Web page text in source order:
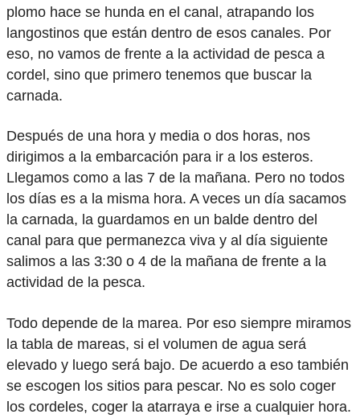
plomo hace se hunda en el canal, atrapando los
langostinos que están dentro de esos canales. Por
eso, no vamos de frente a la actividad de pesca a
cordel, sino que primero tenemos que buscar la
carnada.
Después de una hora y media o dos horas, nos
dirigimos a la embarcación para ir a los esteros.
Llegamos como a las 7 de la mañana. Pero no todos
los días es a la misma hora. A veces un día sacamos
la carnada, la guardamos en un balde dentro del
canal para que permanezca viva y al día siguiente
salimos a las 3:30 o 4 de la mañana de frente a la
actividad de la pesca.
Todo depende de la marea. Por eso siempre miramos
la tabla de mareas, si el volumen de agua será
elevado y luego será bajo. De acuerdo a eso también
se escogen los sitios para pescar. No es solo coger
los cordeles, coger la atarraya e irse a cualquier hora.